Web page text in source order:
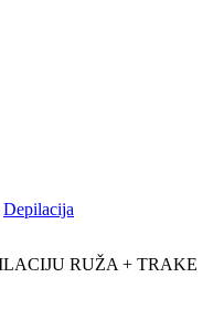
Depilacija